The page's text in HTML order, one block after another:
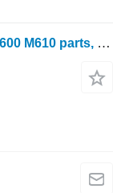
Мотор Deutz-Fahr Deutz Agrotron M600 M610 parts, ersatzteile, pieces за тркала трактор Deutz Agrotron M600